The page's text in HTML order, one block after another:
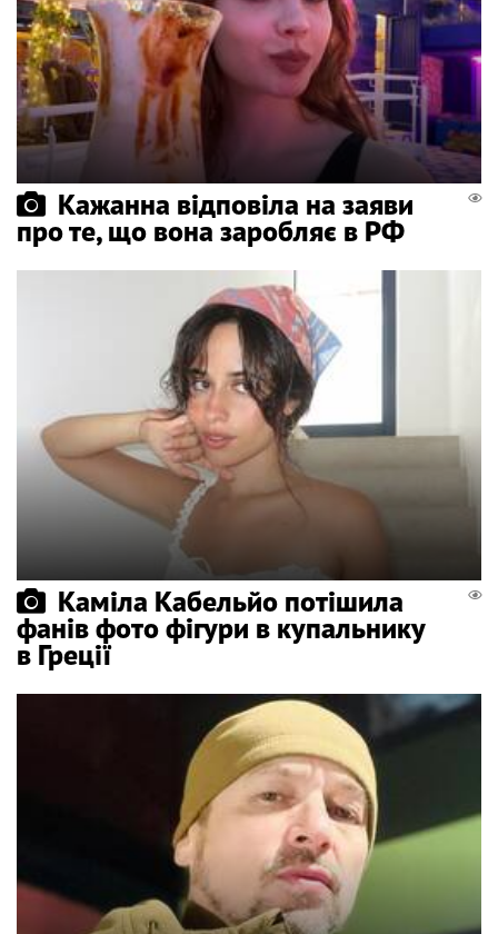
Кажанна відповіла на заяви
про те, що вона заробляє в РФ
Каміла Кабельйо потішила
фанів фото фігури в купальнику
в Греції